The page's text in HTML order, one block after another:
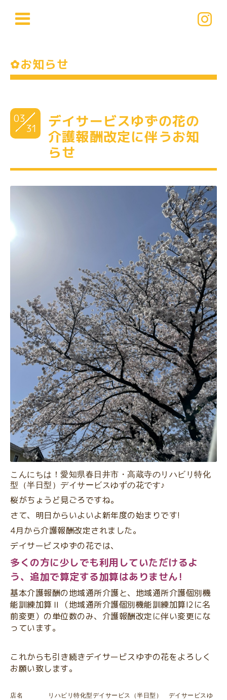
✿お知らせ
03
31
デイサービスゆずの花の
介護報酬改定に伴うお知
らせ
こんにちは！愛知県春日井市・高蔵寺のリハビリ特化
型（半日型）デイサービスゆずの花です♪
桜がちょうど見ごろですね。
さて、明日からいよいよ新年度の始まりです!
4月から介護報酬改定されました。
デイサービスゆずの花では、
多くの方に少しでも利用していただけるよ
う、追加で算定する加算はありません!
基本介護報酬の地域通所介護と、地域通所介護個別機
能訓練加算Ⅱ（地域通所介護個別機能訓練加算I2に名
前変更）の単位数のみ、介護報酬改定に伴い変更にな
っています。
これからも引き続きデイサービスゆずの花をよろしく
お願い致します。
店名 リハビリ特化型デイサービス（半日型） デイサービスゆ